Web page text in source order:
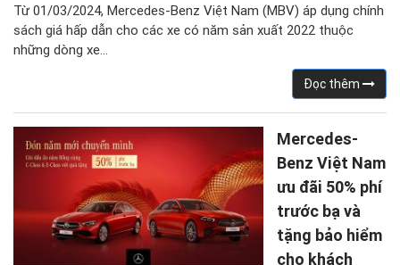
Từ 01/03/2024, Mercedes-Benz Việt Nam (MBV) áp dụng chính
sách giá hấp dẫn cho các xe có năm sản xuất 2022 thuộc
những dòng xe…
Đọc thêm
Mercedes-
Benz Việt Nam
ưu đãi 50% phí
trước bạ và
tặng bảo hiểm
cho khách